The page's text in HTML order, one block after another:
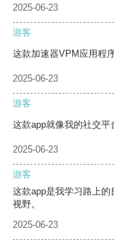
2025-06-23
游客
这款加速器VPM应用程
2025-06-23
游客
这款app就像我的社交平
2025-06-23
游客
这款app是我学习路上
视野。
2025-06-23